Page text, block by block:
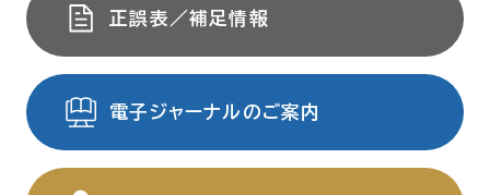
正誤表／補足情報
電子ジャーナルのご案内